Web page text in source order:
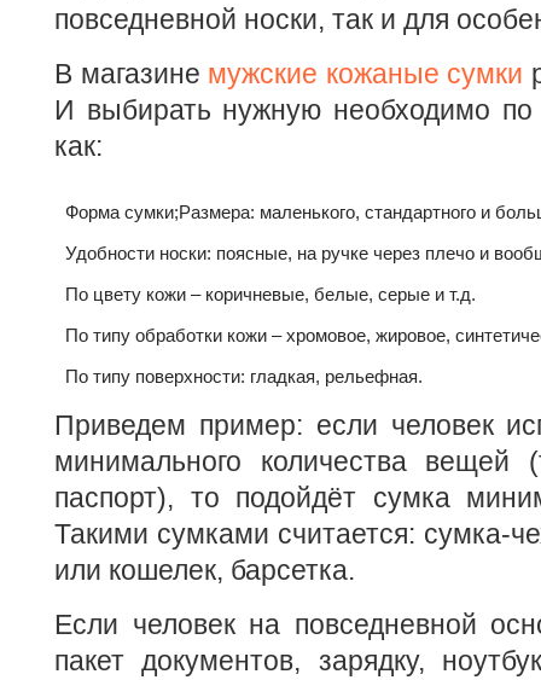
повседневной носки, так и для
В магазине мужские кожаные сумки
И выбирать нужную необходимо
как:
Форма сумки;Размера: маленького, стандартного и
Удобности носки: поясные, на ручке через плечо и
По цвету кожи – коричневые, белые, серые и т.д.
По типу обработки кожи – хромовое, жировое,
По типу поверхности: гладкая, рельефная.
Приведем пример: если человек
минимального количества вещей
паспорт), то подойдёт сумка
Такими сумками считается: сумка-
или кошелек, барсетка.
Если человек на повседневной
пакет документов, зарядку,